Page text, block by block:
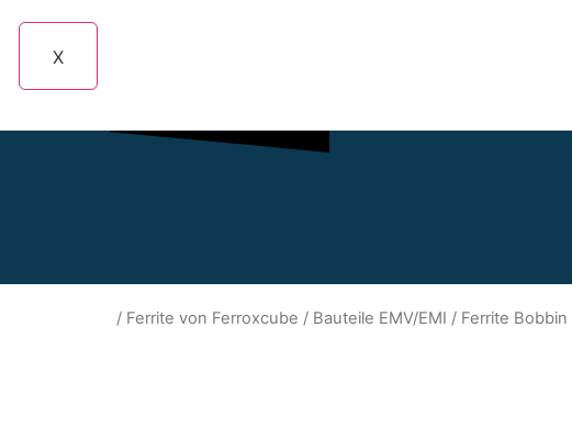
X
/ Ferrite von Ferroxcube / Bauteile EMV/EMI / Ferrite Bobbin